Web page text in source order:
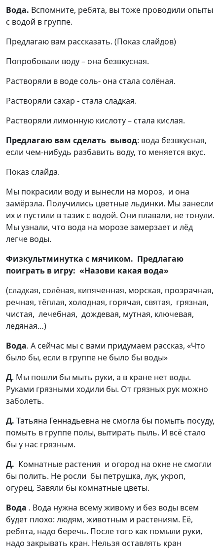
Вода. Вспомните, ребята, вы тоже проводили опыты
с водой в группе.
Предлагаю вам рассказать. (Показ слайдов)
Попробовали воду – она безвкусная.
Растворяли в воде соль- она стала солёная.
Растворяли сахар - стала сладкая.
Растворяли лимонную кислоту – стала кислая.
Предлагаю вам сделать вывод: вода безвкусная,
если чем-нибудь разбавить воду, то меняется вкус.
Показ слайда.
Мы покрасили воду и вынесли на мороз, и она
замёрзла. Получились цветные льдинки. Мы занесли
их и пустили в тазик с водой. Они плавали, не тонули.
Мы узнали, что вода на морозе замерзает и лёд
легче воды.
Физкультминутка с мячиком. Предлагаю
поиграть в игру: «Назови какая вода»
(сладкая, солёная, кипяченная, морская, прозрачная,
речная, тёплая, холодная, горячая, святая, грязная,
чистая, лечебная, дождевая, мутная, ключевая,
ледяная…)
Вода. А сейчас мы с вами придумаем рассказ, «Что
было бы, если в группе не было бы воды»
Д. Мы пошли бы мыть руки, а в кране нет воды.
Руками грязными ходили бы. От грязных рук можно
заболеть.
Д. Татьяна Геннадьевна не смогла бы помыть посуду,
помыть в группе полы, вытирать пыль. И всё стало
бы у нас грязным.
Д. Комнатные растения и огород на окне не смогли
бы полить. Не росли бы петрушка, лук, укроп,
огурец. Завяли бы комнатные цветы.
Вода . Вода нужна всему живому и без воды всем
будет плохо: людям, животным и растениям. Её,
ребята, надо беречь. После того как помыли руки,
надо закрывать кран. Нельзя оставлять кран